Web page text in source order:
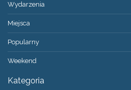
Wydarzenia
Miejsca
Popularny
Weekend
Kategoria